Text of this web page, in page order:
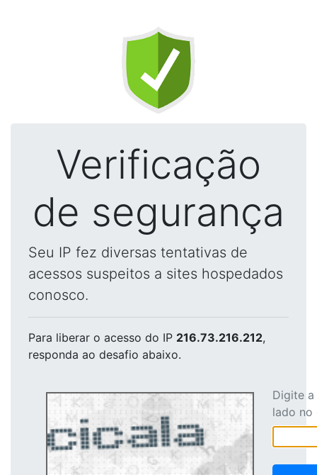
Verificação
de segurança
Seu IP fez diversas tentativas de
acessos suspeitos a sites hospedados
conosco.
Para liberar o acesso do IP 216.73.216.212,
responda ao desafio abaixo.
Digite
lado no